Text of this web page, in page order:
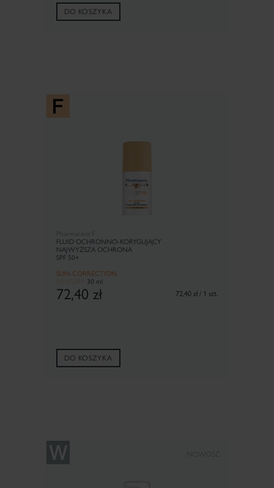
DO KOSZYKA
FLUID OCHRONNO-KORYGUJĄCY
NAJWYŻSZA OCHRONA
SPF 50+
SUN-CORRECTION
30 ml
72,40 zł 72,40 zł / 1 szt.
DO KOSZYKA